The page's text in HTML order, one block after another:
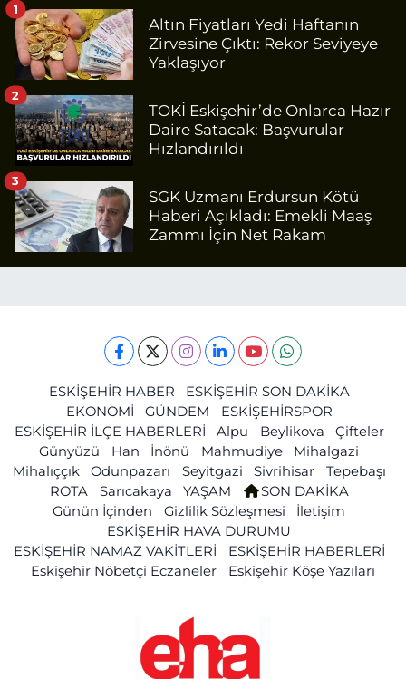
Altın Fiyatları Yedi Haftanın
Zirvesine Çıktı: Rekor Seviyeye
Yaklaşıyor
1
TOKİ Eskişehir’de Onlarca Hazır
Daire Satacak: Başvurular
Hızlandırıldı
2
SGK Uzmanı Erdursun Kötü
Haberi Açıkladı: Emekli Maaş
Zammı İçin Net Rakam
3
ESKİŞEHİR HABER
ESKİŞEHİR SON DAKİKA
EKONOMİ
GÜNDEM
ESKİŞEHİRSPOR
ESKİŞEHİR İLÇE HABERLERİ
Alpu Beylikova
Çifteler
Günyüzü
Han İnönü Mahmudiye
Mihalgazi
Mihalıççık
Odunpazarı Seyitgazi Sivrihisar
Tepebaşı
ROTA
Sarıcakaya YAŞAM
SON DAKİKA
Günün İçinden
Gizlilik Sözleşmesi
İletişim
ESKİŞEHİR HAVA DURUMU
ESKİŞEHİR NAMAZ VAKİTLERİ
ESKİŞEHİR HABERLERİ
Eskişehir Nöbetçi Eczaneler
Eskişehir Köşe Yazıları